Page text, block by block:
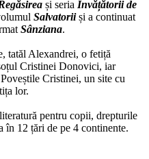
și seria Învățătorii de
Salvatoriiși a continuat
Sânziana.
tatăl Alexandrei, o fetiță
Cristinei Donovici, iar
Cristinei, un site cu
lor.
pentru copii, drepturile
în 12 țări de pe 4 continente.